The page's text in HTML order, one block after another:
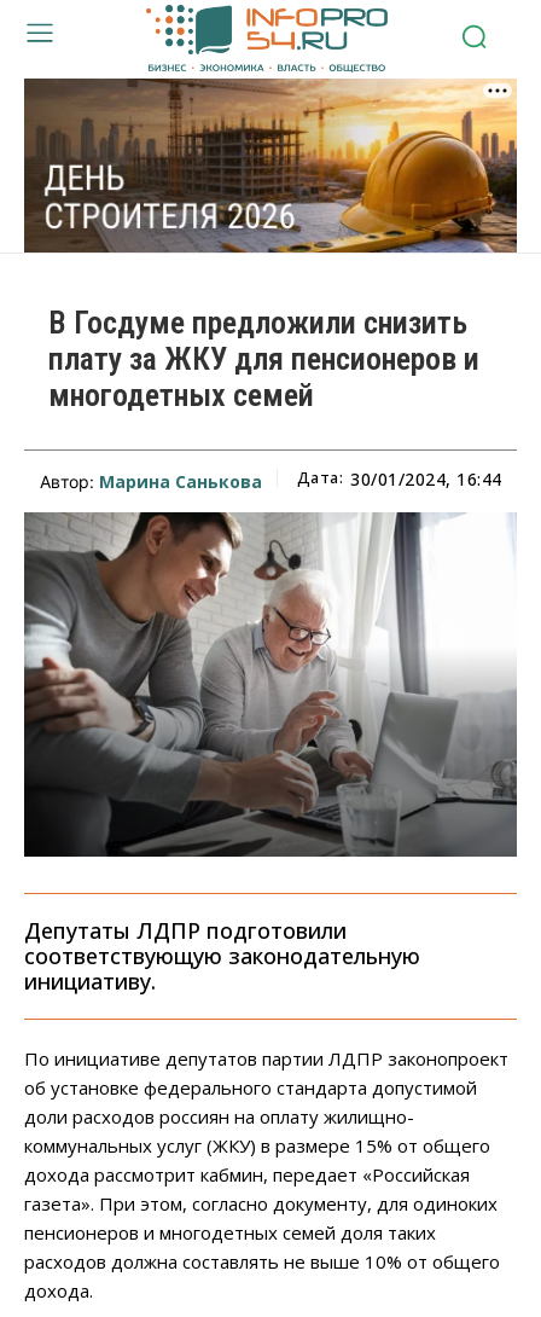
В Госдуме предложили снизить
плату за ЖКУ для пенсионеров и
многодетных семей
Автор: Марина Санькова Дата: 30/01/2024, 16:44
Депутаты ЛДПР подготовили
соответствующую законодательную
инициативу.
По инициативе депутатов партии ЛДПР законопроект
об установке федерального стандарта допустимой
доли расходов россиян на оплату жилищно-
коммунальных услуг (ЖКУ) в размере 15% от общего
дохода рассмотрит кабмин, передает «Российская
газета». При этом, согласно документу, для одиноких
пенсионеров и многодетных семей доля таких
расходов должна составлять не выше 10% от общего
дохода.